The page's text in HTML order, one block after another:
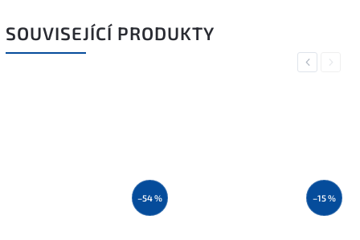
SOUVISEJÍCÍ PRODUKTY
Previous
–54 % –15 %
Next